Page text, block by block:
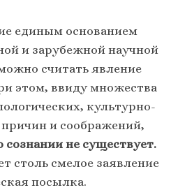
единым основанием
и зарубежной научной
считать явление
этом, ввиду множества
культурно-
и соображений,
сознании не существует.
столь смелое заявление
посылка.